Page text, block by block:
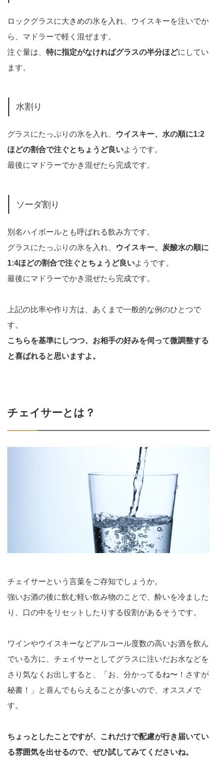
ロックグラスに大きめの氷を入れ、ウイスキーを注いでか
ら、マドラーで軽く混ぜます。
注ぐ量は、 特に指定がなければグラスの半分ほどにしてい
ます。
水割り
グラスにたっぷりの氷を入れ、
ウイスキー、水の順に1:2
ほどの割合で注ぐとちょうど良いようです。
最後にマドラーでかき混ぜたら完成です。
ソーダ割り
別名ハイボールとも呼ばれる飲み方です。
グラスにたっぷりの氷を入れ、
ウイスキー、炭酸水の順に
1:4ほどの割合で注ぐとちょうど良いようです。
最後にマドラーでかき混ぜたら完成です。
上記の比率や作り方は、あくまで一般的な例のひとつで
す。
こちらを基準にしつつ、お相手の好みを伺って微調整する
と喜ばれると思いますよ。
チェイサーとは？
チェイサーという言葉をご存知でしょうか。
強いお酒の後に飲む軽い飲み物のことで、酔いを冷ました
り、口の中をリセットしたりする役割があるそうです。
ワインやウイスキーなどアルコール度数の高いお酒を飲ん
でいる方に、チェイサーとしてグラスに注いだお水などを
さり気なくお出しすると、「お、分かってるね〜！さすが
秘書！」と喜んでもらえることが多いので、オススメで
す。
ちょっとしたことですが、これだけで配慮が行き届いてい
る雰囲気を出せるので、ぜひ試してみてくださいね。